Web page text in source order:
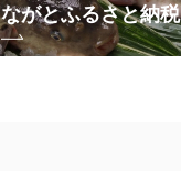
ながとふるさと納税